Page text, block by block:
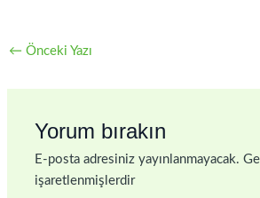
← Önceki Yazı
Yorum bırakın
E-posta adresiniz yayınlanmayacak.
işaretlenmişlerdir